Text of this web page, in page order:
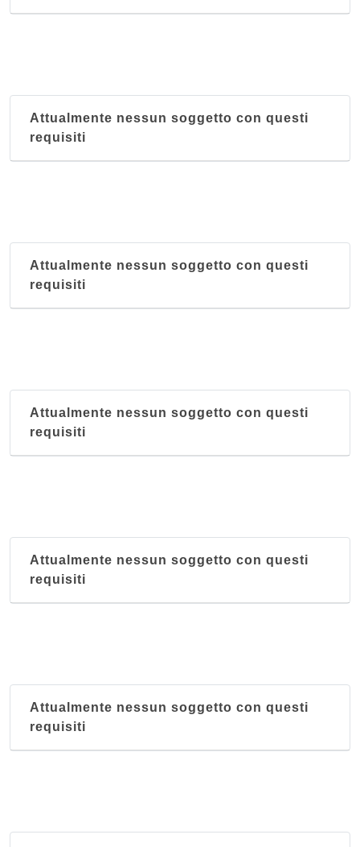
Attualmente nessun soggetto con questi
requisiti
Attualmente nessun soggetto con questi
requisiti
Attualmente nessun soggetto con questi
requisiti
Attualmente nessun soggetto con questi
requisiti
Attualmente nessun soggetto con questi
requisiti